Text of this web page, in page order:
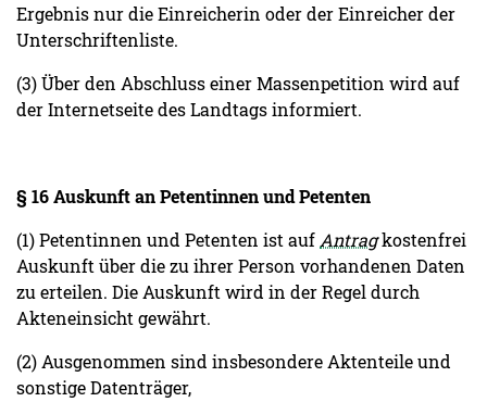
Ergebnis nur die Einreicherin oder der Einreicher der
Unterschriftenliste.
(3) Über den Abschluss einer Massenpetition wird auf
der Internetseite des Landtags informiert.
§ 16 Auskunft an Petentinnen und Petenten
(1) Petentinnen und Petenten ist auf Antragkostenfrei
Auskunft über die zu ihrer Person vorhandenen Daten
zu erteilen. Die Auskunft wird in der Regel durch
Akteneinsicht gewährt.
(2) Ausgenommen sind insbesondere Aktenteile und
sonstige Datenträger,